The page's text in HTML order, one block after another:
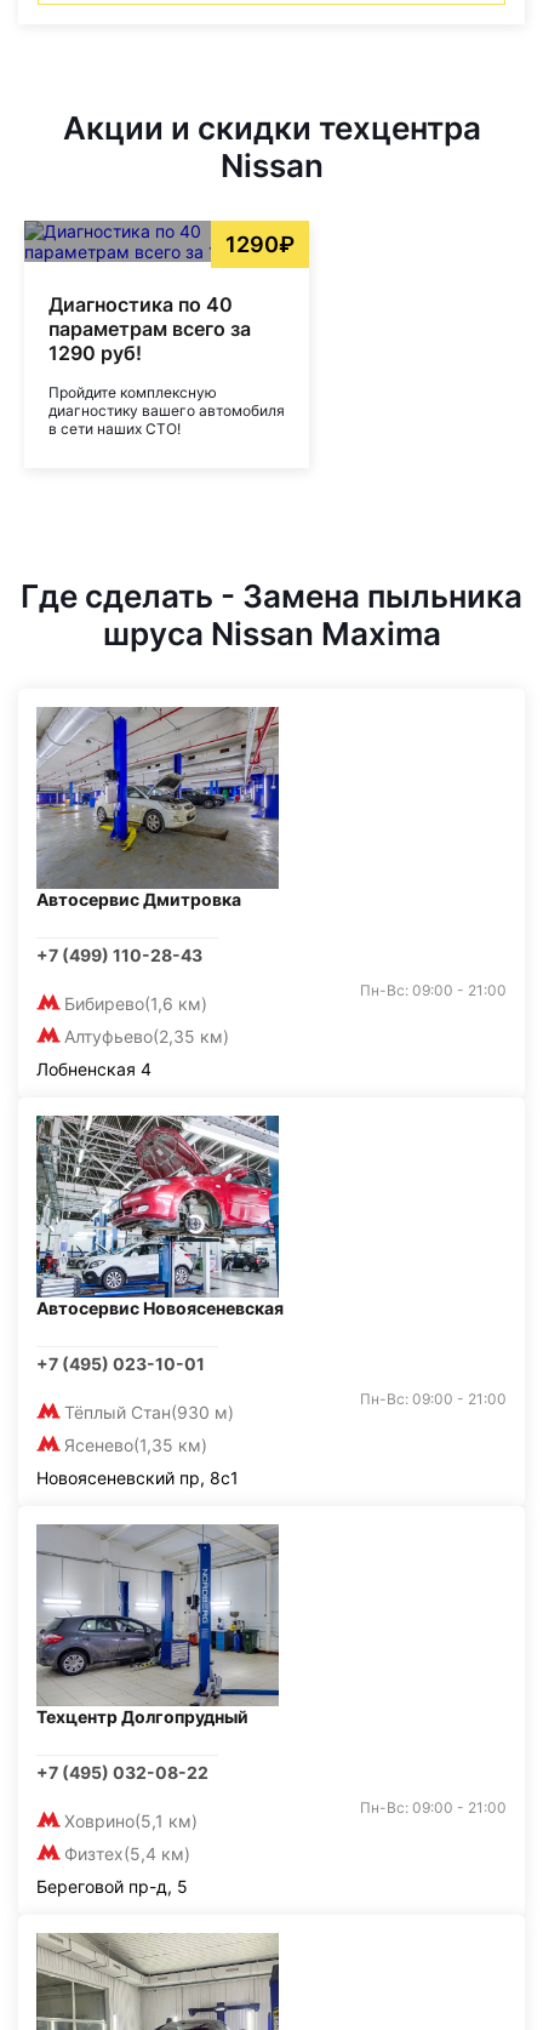
Акции и скидки техцентра
Nissan
1290₽
Диагностика по 40
параметрам всего за
1290 руб!
Пройдите комплексную
диагностику вашего автомобиля
в сети наших СТО!
Где сделать - Замена пыльника
шруса Nissan Maxima
Автосервис Дмитровка
+7 (499) 110-28-43
Бибирево(1,6 км)
Алтуфьево(2,35 км)
Пн-Вс: 09:00 - 21:00
Лобненская 4
Автосервис Новоясеневская
+7 (495) 023-10-01
Тёплый Стан(930 м)
Ясенево(1,35 км)
Пн-Вс: 09:00 - 21:00
Новоясеневский пр, 8с1
Техцентр Долгопрудный
+7 (495) 032-08-22
Ховрино(5,1 км)
Физтех(5,4 км)
Пн-Вс: 09:00 - 21:00
Береговой пр-д, 5